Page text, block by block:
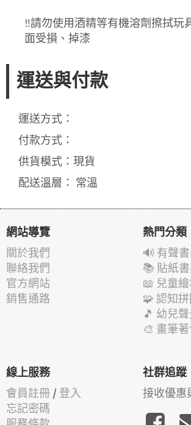
‼️請勿使用酒精等有機溶劑擦拭玩
面受損、掉漆
運送與付款
運送方式：
付款方式：
供貨模式：現貨
配送溫層： 常溫
網站導覽
關於我們
聯絡我們
官方網站
銷售通路
熱門分類
🔊 有聲
📚 貼紙
📖 兒童
🧩 認知
🎵 幼兒
🎨 畫筆
線上服務
會員註冊 / 登入
忘記密碼
社群追蹤
接收優惠